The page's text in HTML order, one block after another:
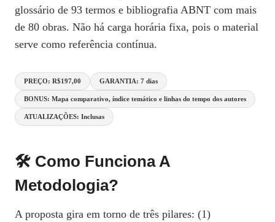
glossário de 93 termos e bibliografia ABNT com mais
de 80 obras. Não há carga horária fixa, pois o material
serve como referência contínua.
PREÇO: R$197,00 GARANTIA: 7 dias
BONUS: Mapa comparativo, índice temático e linhas do tempo dos autores
ATUALIZAÇÕES: Inclusas
🛠️ Como Funciona A
Metodologia?
A proposta gira em torno de três pilares: (1)